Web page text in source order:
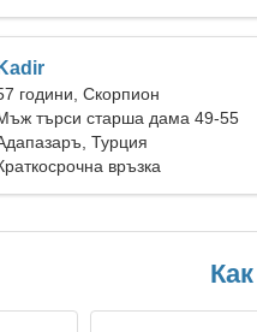
Kadir
години, Скорпион
търси старша дама 49-55
Турция
връзка